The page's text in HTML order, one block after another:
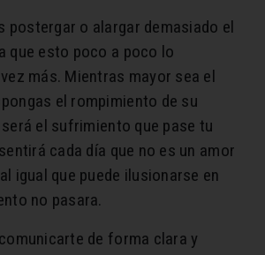
postergar o alargar demasiado el
que esto poco a poco lo
más. Mientras mayor sea el
el rompimiento de su
el sufrimiento que pase tu
cada día que no es un amor
igual que puede ilusionarse en
no pasara.
de forma clara y